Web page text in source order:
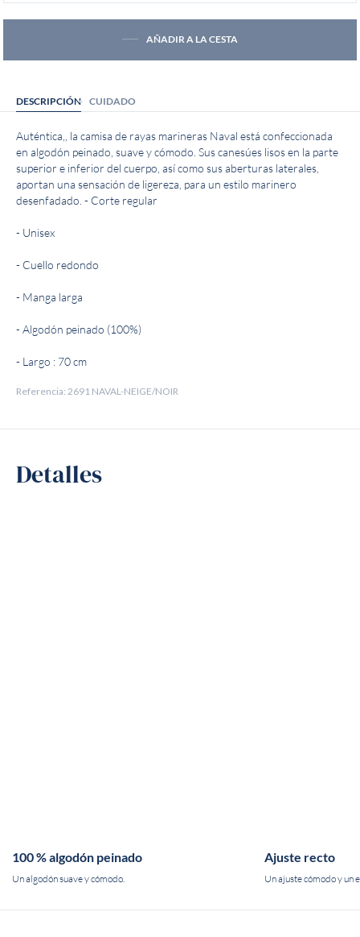
AÑADIR A LA CESTA
DESCRIPCIÓN CUIDADO
Auténtica,, la camisa de rayas marineras Naval está confeccionada
en algodón peinado, suave y cómodo. Sus canesúes lisos en la parte
superior e inferior del cuerpo, así como sus aberturas laterales,
aportan una sensación de ligereza, para un estilo marinero
desenfadado. - Corte regular
- Unisex
- Cuello redondo
- Manga larga
- Algodón peinado (100%)
- Largo : 70 cm
Referencia: 2691 NAVAL-NEIGE/NOIR
Detalles
100 % algodón peinado
Un algodón suave y cómodo.
Ajuste recto
Un ajuste cómodo y un